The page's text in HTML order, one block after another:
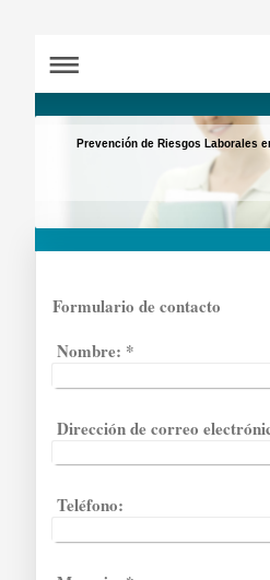
Prevención de Riesgos Laborales
Formulario de contacto
Nombre: *
Dirección de correo
Teléfono: